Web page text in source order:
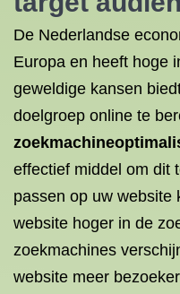
De Nederlandse
Europa en heeft hoge
geweldige kansen
doelgroep online te
effectief middel om dit
passen op uw website
website hoger in de
zoekmachines
website meer